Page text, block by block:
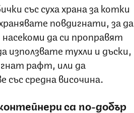
със суха храна за котки
повдигнати, за да
да си проправят
тухли и дъски,
рафт, или да
средна височина.
са по-добър